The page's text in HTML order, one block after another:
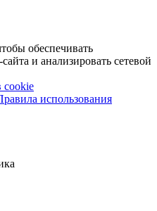
обеспечивать
и анализировать сетевой
cookie
использования